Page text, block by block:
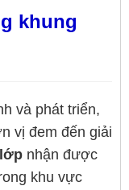
khung
và phát triển,
vị đem đến giải
nhận được
khu vực